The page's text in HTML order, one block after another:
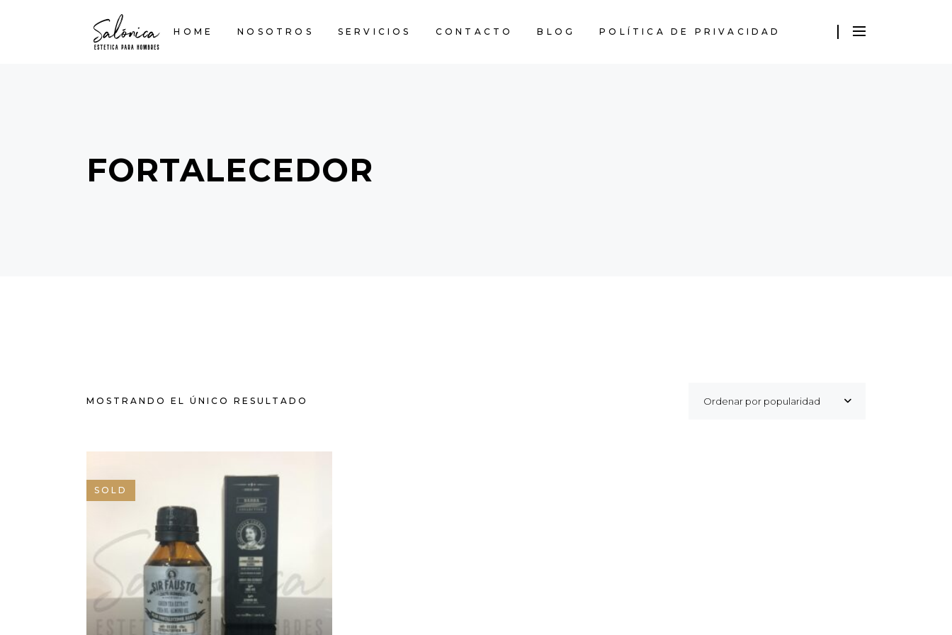
HOME NOSOTROS SERVICIOS CONTACTO BLOG POLÍTICA DE PRIVACIDAD
FORTALECEDOR
MOSTRANDO EL ÚNICO RESULTADO Ordenar por popularidad
SOLD